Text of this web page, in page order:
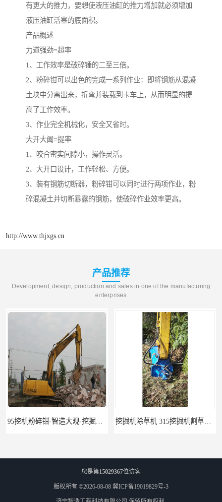
有更大的推力，要想使液压油缸的推力增加就必须增加
液压油缸活塞的底面积。
产品概述
力道强劲=超率
1、工作效率是破碎锤的二至三倍。
2、粉碎钳可以出色的完成一系列作业：即将钢筋从混凝
土块中分离出来，折弯并装载到卡车上，从而明显的提
高了工作效率。
3、作业完全机械化，安全又省时。
大开大阖=提率
1、咬合密实间隙小，操作灵活。
2、大开口设计，工作轻松、方便。
3、装有钢筋切断器，粉碎钳可以同时进行两项作业，粉
碎混凝土并切断暴露的钢筋，使破碎作业效率更高。
http://www.thjxgs.cn
产品推荐
Development, design, production and sales in one of the manufacturing
enterprises
您是第15029367位访客
版权所有 ©2026-08-08 冀ICP备19019829号-3